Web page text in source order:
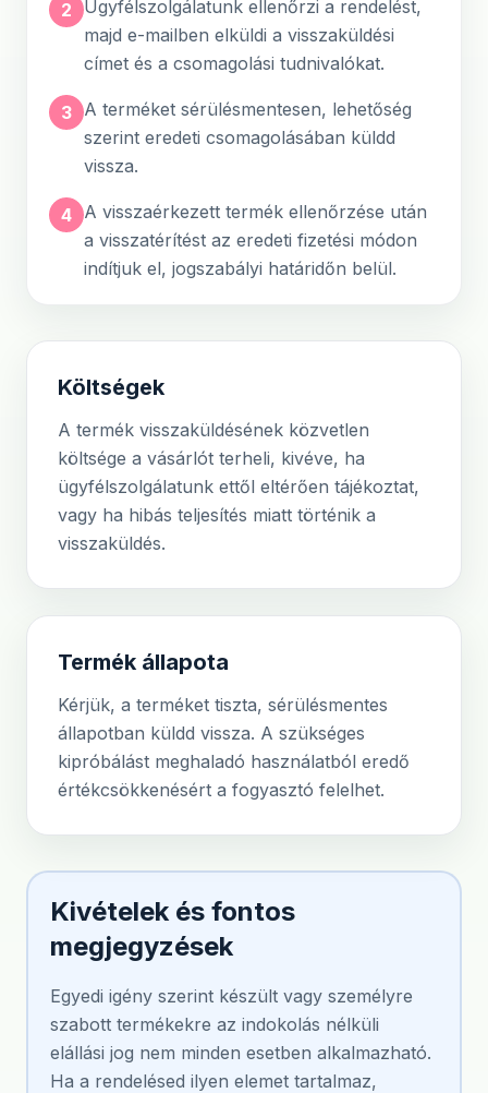
2
Ügyfélszolgálatunk ellenőrzi a rendelést,
majd e-mailben elküldi a visszaküldési
címet és a csomagolási tudnivalókat.
3 A terméket sérülésmentesen, lehetőség
szerint eredeti csomagolásában küldd
vissza.
4 A visszaérkezett termék ellenőrzése után
a visszatérítést az eredeti fizetési módon
indítjuk el, jogszabályi határidőn belül.
Költségek
A termék visszaküldésének közvetlen
költsége a vásárlót terheli, kivéve, ha
ügyfélszolgálatunk ettől eltérően tájékoztat,
vagy ha hibás teljesítés miatt történik a
visszaküldés.
Termék állapota
Kérjük, a terméket tiszta, sérülésmentes
állapotban küldd vissza. A szükséges
kipróbálást meghaladó használatból eredő
értékcsökkenésért a fogyasztó felelhet.
Kivételek és fontos
megjegyzések
Egyedi igény szerint készült vagy személyre
szabott termékekre az indokolás nélküli
elállási jog nem minden esetben alkalmazható.
Ha a rendelésed ilyen elemet tartalmaz,